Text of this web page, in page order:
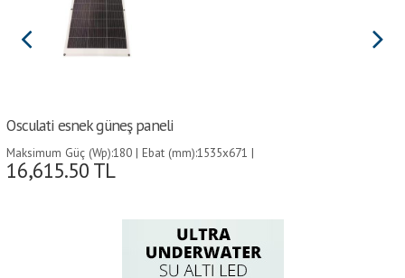
Osculati esnek güneş paneli
Maksimum Güç (Wp):180 | Ebat (mm):1535x671 |
Ağırlık (kg):3.58 |
16,615.50 TL